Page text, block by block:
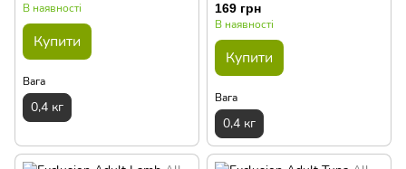
В наявності
Купити
Вага
0,4 кг
169 грн
В наявності
Купити
Вага
0,4 кг